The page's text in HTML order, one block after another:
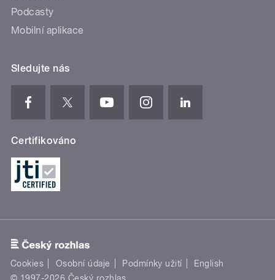
Podcasty
Mobilní aplikace
Sledujte nás
Certifikováno
Cookies Osobní údaje Podmínky užití
English